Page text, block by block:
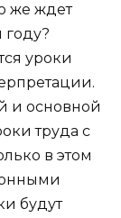
же ждет
году?
уроки
и основной
труда с
в этом
будут